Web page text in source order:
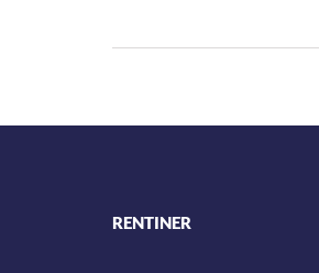
RENTINER